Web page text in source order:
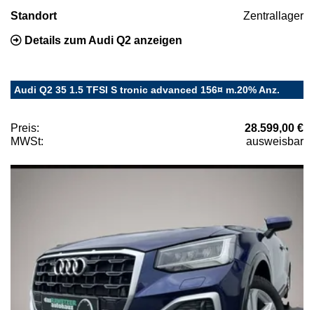
Standort Zentrallager
Details zum Audi Q2 anzeigen
Audi Q2 35 1.5 TFSI S tronic advanced 156¤ m.20% Anz.
Preis:
28.599,00 €
MWSt:
ausweisbar